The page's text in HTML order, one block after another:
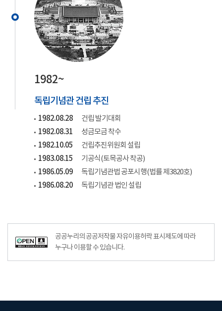
1982~
독립기념관 건립 추진
1982.08.28
건립 발기대회
1982.08.31
성금모금 착수
1982.10.05
건립추진위원회 설립
1983.08.15
기공식(토목공사 착공)
1986.05.09
독립기념관법 공포시행(법률 제3820호)
1986.08.20
독립기념관 법인 설립
공공누리공공저작물자유이용허락–출처표시이미지
공공누리의 공공저작물 자유이용허락 표시제도에 따라
누구나 이용할 수 있습니다.